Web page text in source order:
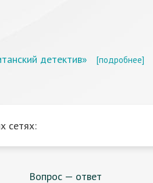
детектив» [подробнее]
сетях:
Вопрос — ответ